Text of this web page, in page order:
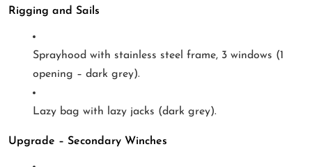
Rigging and Sails
Sprayhood with stainless steel frame, 3 windows (1
opening – dark grey).
Lazy bag with lazy jacks (dark grey).
Upgrade – Secondary Winches